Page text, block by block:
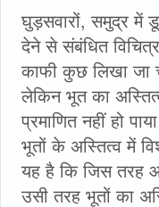
घुड़सवारों, समुद्र में
देने से संबंधित
काफी कुछ लिखा जा
लेकिन भूत का
प्रमाणित नहीं हो
भूतों के अस्तित्व में
यह है कि जिस तरह
उसी तरह भूतों का